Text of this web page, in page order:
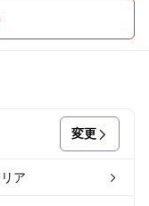
変更
ア